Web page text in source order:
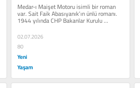
Medar-ı Maişet Motoru isimli bir roman
var. Sait Faik Abasıyanık’ın ünlü romanı.
1944 yılında CHP Bakanlar Kurulu
tarafından...
02.07.2026
80
Yeni
Yaşam